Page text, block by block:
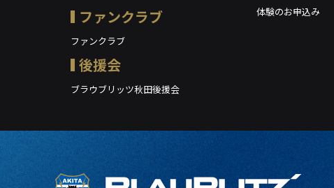
ファンクラブ
ファンクラブ
後援会
ブラウブリッツ秋田後援会
体験のお申込み